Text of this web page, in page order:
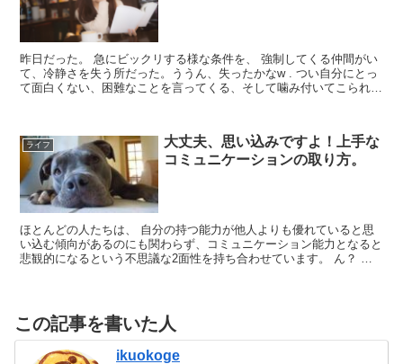
昨日だった。 急にビックリする様な条件を、 強制してくる仲間がい
て、冷静さを失う所だった。ううん、失ったかなw . つい自分にとっ
て面白くない、困難なことを言ってくる、そして噛み付いてこられる
ライフ
大丈夫、思い込みですよ！上手な
コミュニケーションの取り方。
ほとんどの人たちは、 自分の持つ能力が他人よりも優れていると思
い込む傾向があるのにも関わらず、コミュニケーション能力となると
悲観的になるという不思議な2面性を持ち合わせています。 ん？ 日
この記事を書いた人
ikuokoge